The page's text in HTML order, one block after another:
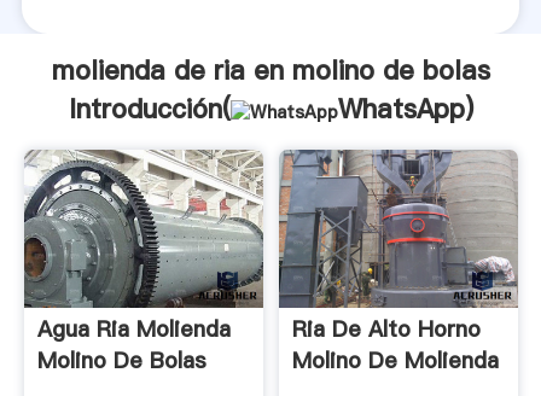
molienda de ria en molino de bolas
Introducción(
WhatsApp)
Agua Ria Molienda
Molino De Bolas
Ria De Alto Horno
Molino De Molienda